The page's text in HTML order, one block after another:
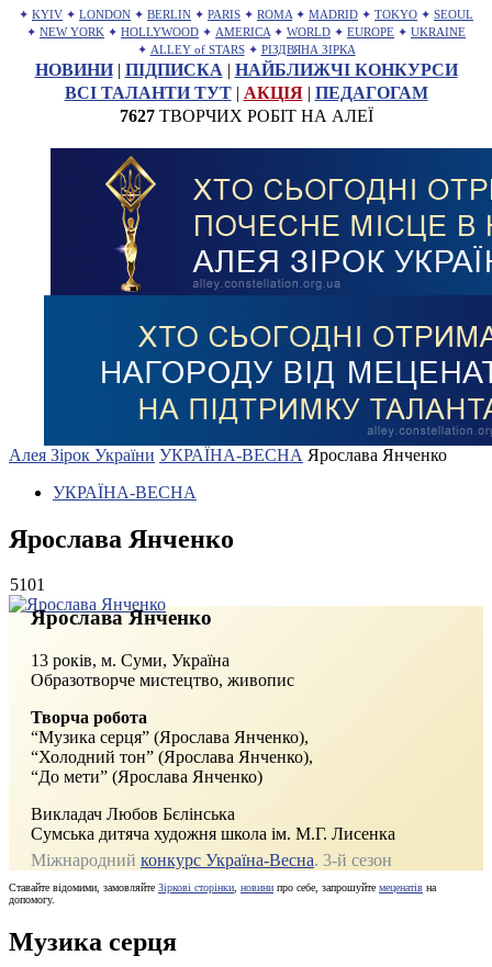
✦ KYIV ✦ LONDON ✦ BERLIN ✦ PARIS ✦ ROMA ✦ MADRID ✦ TOKYO ✦ SEOUL
✦ NEW YORK ✦ HOLLYWOOD ✦ AMERICA ✦ WORLD ✦ EUROPE ✦ UKRAINE
✦ ALLEY of STARS ✦ РІЗДВЯНА ЗІРКА
НОВИНИ| ПІДПИСКА | НАЙБЛИЖЧІ КОНКУРСИ
ВСІ ТАЛАНТИ ТУТ| АКЦІЯ| ПЕДАГОГАМ
7627ТВОРЧИХ РОБІТ НА АЛЕЇ
Алея Зірок України УКРАЇНА-ВЕСНА Ярослава Янченко
УКРАЇНА-ВЕСНА
Ярослава Янченко
5101
Ярослава Янченко
13 років, м. Суми, Україна
Образотворче мистецтво, живопис
Творча робота
“Музика серця” (Ярослава Янченко),
“Холодний тон” (Ярослава Янченко),
“До мети” (Ярослава Янченко)
Викладач Любов Бєлінська
Сумська дитяча художня школа ім. М.Г. Лисенка
Міжнародний конкурс Україна-Весна. 3‑й сезон
Ставайте відомими, замовляйте Зіркові сторінки новини про себе, запрошуйте меценатів на
допомогу.
Музика серця